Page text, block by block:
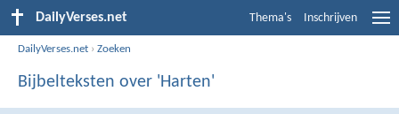
DailyVerses.net Thema's Inschrijven
DailyVerses.net ›Zoeken
Bijbelteksten over 'Harten'